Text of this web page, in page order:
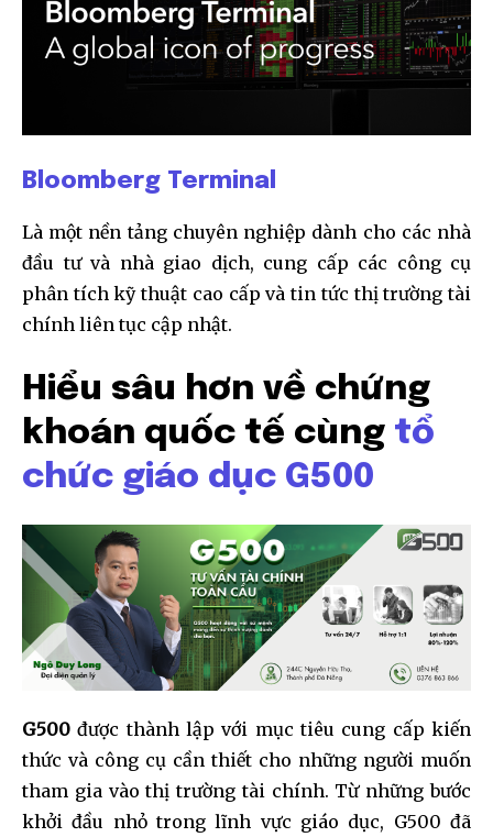
Bloomberg Terminal
Là một nền tảng chuyên nghiệp dành cho các nhà
đầu tư và nhà giao dịch, cung cấp các công cụ
phân tích kỹ thuật cao cấp và tin tức thị trường tài
chính liên tục cập nhật.
Hiểu sâu hơn về chứng
khoán quốc tế cùng tổ
chức giáo dục G500
G500được thành lập với mục tiêu cung cấp kiến
thức và công cụ cần thiết cho những người muốn
tham gia vào thị trường tài chính. Từ những bước
khởi đầu nhỏ trong lĩnh vực giáo dục, G500 đã